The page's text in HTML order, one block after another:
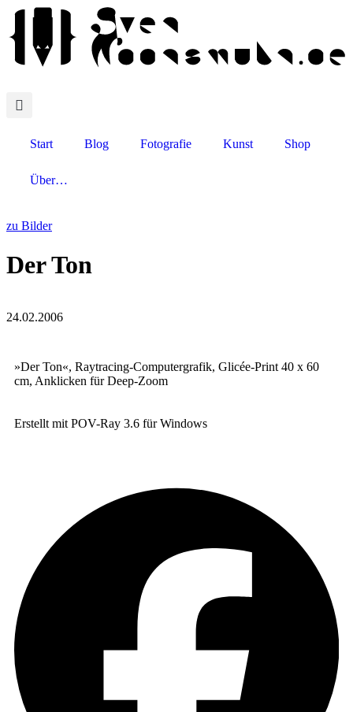
Start Blog Fotografie Kunst Shop
Über…
zu Bilder
Der Ton
24.02.2006
»Der Ton«, Raytracing-Computergrafik, Glicée-Print 40 x 60
cm, Ankli­cken für Deep-Zoom
Erstellt mit POV-Ray 3.6 für Windows